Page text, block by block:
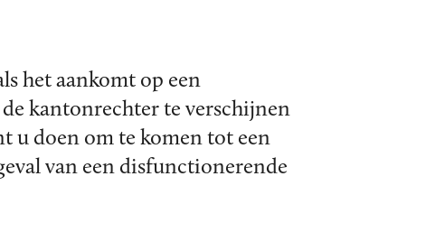
het aankomt op een
kantonrechter te verschijnen
u doen om te komen tot een
van een disfunctionerende